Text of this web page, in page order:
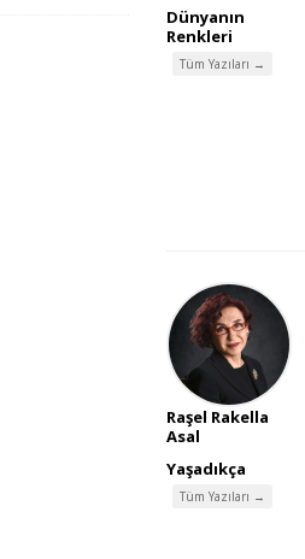
Dünyanın
Renkleri
Tüm Yazıları →
Raşel Rakella
Asal
Yaşadıkça
Tüm Yazıları →